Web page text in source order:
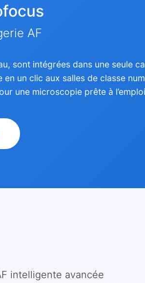
AF
sont intégrées dans une seule
un clic aux salles de classe
une microscopie prête à
intelligente avancée